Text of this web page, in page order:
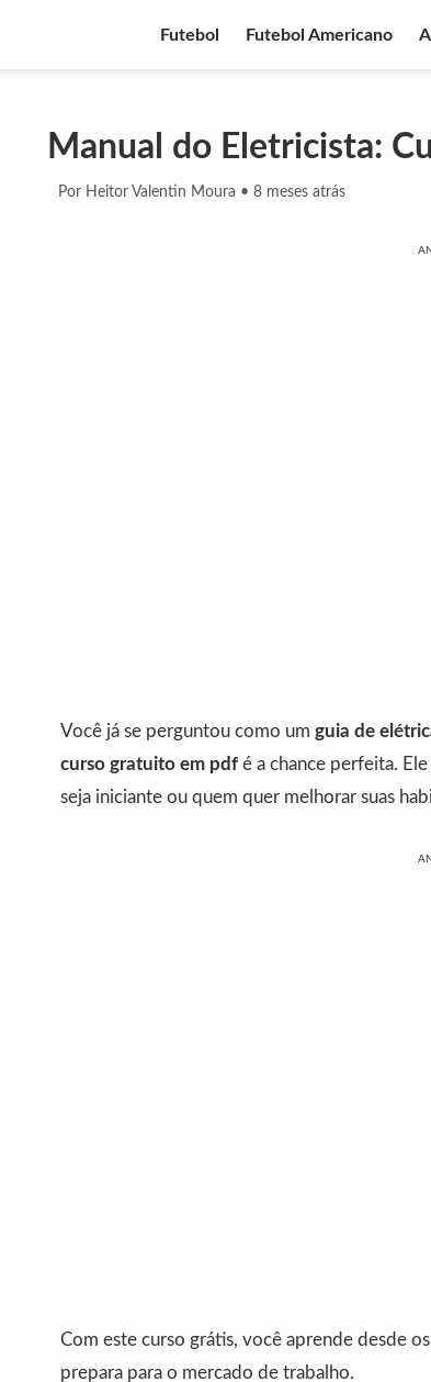
Futebol Futebol Americano
Manual do Eletricista:
Por Heitor Valentin Moura • 8 meses atrás
Você já se perguntou como um guia de
curso gratuito em pdf é a chance perfeita.
seja iniciante ou quem quer melhorar suas
Com este curso grátis, você aprende desde
prepara para o mercado de trabalho.